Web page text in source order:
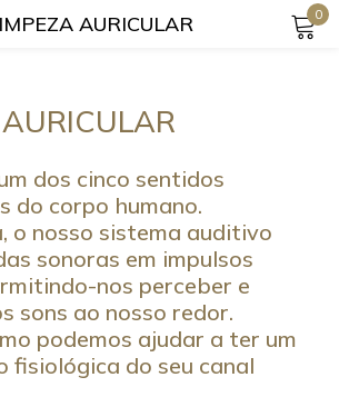
AURICULAR 0
dos cinco sentidos
do corpo humano.
o nosso sistema auditivo
sonoras em impulsos
nos perceber e
sons ao nosso redor.
podemos ajudar a ter um
fisiológica do seu canal
me Senha perdida?
Login